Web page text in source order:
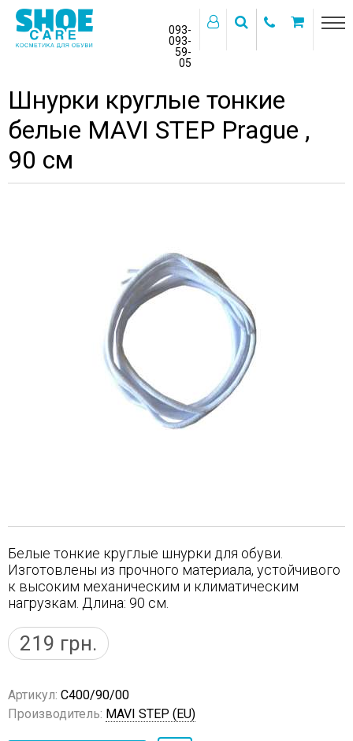
093-
093-
59-
05
Шнурки круглые тонкие
белые MAVI STEP Prague ,
90 см
Белые тонкие круглые шнурки для обуви.
Изготовлены из прочного материала, устойчивого
к высоким механическим и климатическим
нагрузкам. Длина: 90 см.
219 грн.
Артикул: C400/90/00
Производитель: MAVI STEP (EU)